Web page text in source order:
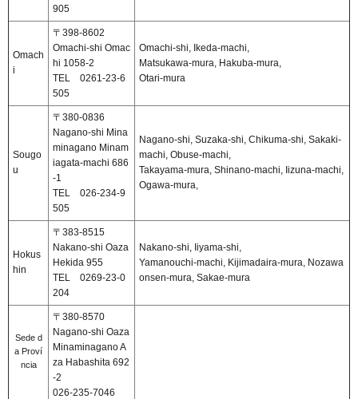
905
Omach
i
〒398-8602
Omachi-shi Omac
hi 1058-2
TEL 0261-23-6
505
Omachi-shi, Ikeda-machi,
Matsukawa-mura, Hakuba-mura,
Otari-mura
Sougo
u
〒380-0836
Nagano-shi Mina
minagano Minam
iagata-machi 686
-1
TEL 026-234-9
505
Nagano-shi, Suzaka-shi, Chikuma-shi, Sakaki-
machi, Obuse-machi,
Takayama-mura, Shinano-machi, Iizuna-machi,
Ogawa-mura,
Hokus
hin
〒383-8515
Nakano-shi Oaza
Hekida 955
TEL 0269-23-0
204
Nakano-shi, Iiyama-shi,
Yamanouchi-machi, Kijimadaira-mura, Nozawa
onsen-mura, Sakae-mura
Sede d
a Proví
ncia
〒380-8570
Nagano-shi Oaza
Minaminagano A
za Habashita 692
-2
026-235-7046